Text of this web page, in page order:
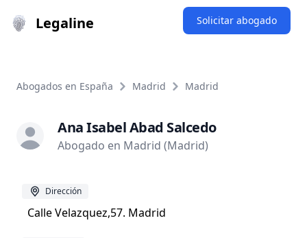
Legaline Solicitar abogado
Abogados en España Madrid Madrid
Ana Isabel Abad Salcedo
Abogado en Madrid (Madrid)
Dirección
Calle Velazquez,57. Madrid